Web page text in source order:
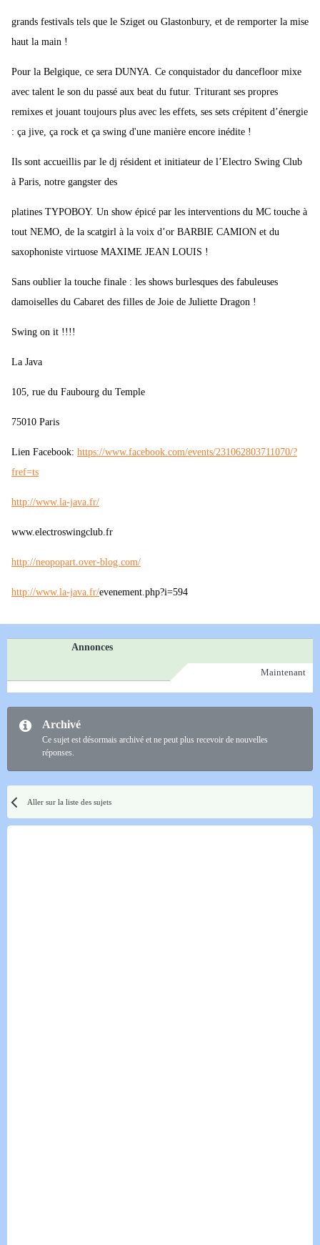
grands festivals tels que le Sziget ou Glastonbury, et de remporter la mise
haut la main !
Pour la Belgique, ce sera DUNYA. Ce conquistador du dancefloor mixe
avec talent le son du passé aux beat du futur. Triturant ses propres
remixes et jouant toujours plus avec les effets, ses sets crépitent d’énergie
: ça jive, ça rock et ça swing d'une manière encore inédite !
Ils sont accueillis par le dj résident et initiateur de l’Electro Swing Club
à Paris, notre gangster des
platines TYPOBOY. Un show épicé par les interventions du MC touche à
tout NEMO, de la scatgirl à la voix d’or BARBIE CAMION et du
saxophoniste virtuose MAXIME JEAN LOUIS !
Sans oublier la touche finale : les shows burlesques des fabuleuses
damoiselles du Cabaret des filles de Joie de Juliette Dragon !
Swing on it !!!!
La Java
105, rue du Faubourg du Temple
75010 Paris
Lien Facebook: https://www.facebook.com/events/231062803711070/?
fref=ts
http://www.la-java.fr/
www.electroswingclub.fr
http://neopopart.over-blog.com/
http://www.la-java.fr/evenement.php?i=594
Annonces
Maintenant
Archivé
Ce sujet est désormais archivé et ne peut plus recevoir de nouvelles
réponses.
Aller sur la liste des sujets